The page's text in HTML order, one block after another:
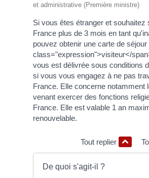
et administrative (Première ministre)
Si vous êtes étranger et souhaitez
France plus de 3 mois en tant
pouvez obtenir une carte de
class="expression">visiteur</
vous est délivrée sous conditions
si vous vous engagez à ne pas
France. Elle concerne notamment
venant exercer des fonctions
France. Elle est valable 1 an
renouvelable.
Tout replier
De quoi s'agit-il ?